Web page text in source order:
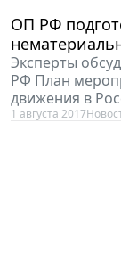
ОП РФ
Эксперты
РФ План
движения в
1 августа 2017